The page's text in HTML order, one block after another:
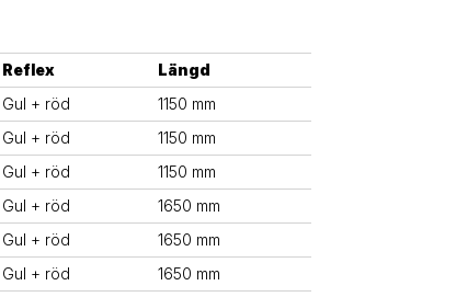
Reflex
Längd
Gul + röd
1150 mm
Gul + röd
1150 mm
Gul + röd
1150 mm
Gul + röd
1650 mm
Gul + röd
1650 mm
Gul + röd
1650 mm